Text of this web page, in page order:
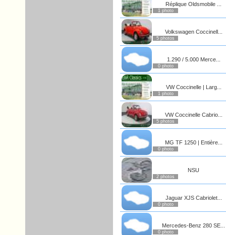
Réplique Oldsmobile ...
1 photo
Volkswagen Coccinell...
5 photos
1.290 / 5.000 Merce...
0 photo
VW Coccinelle | Larg...
1 photo
VW Coccinelle Cabrio...
5 photos
MG TF 1250 | Entière...
0 photo
NSU
2 photos
Jaguar XJS Cabriolet...
0 photo
Mercedes-Benz 280 SE...
0 photo